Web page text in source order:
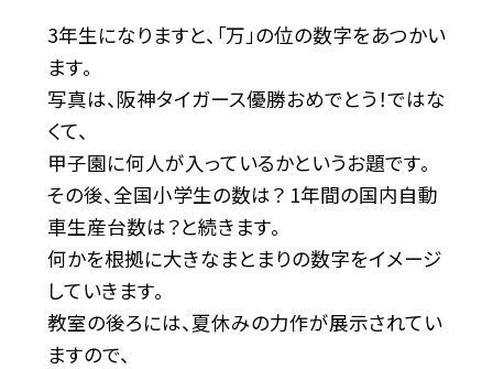
3年生になりますと、「万」の位の数字をあつかい
ます。
写真は、阪神タイガース優勝おめでとう！ではな
くて、
甲子園に何人が入っているかというお題です。
その後、全国小学生の数は？ 1年間の国内自動
車生産台数は？と続きます。
何かを根拠に大きなまとまりの数字をイメージ
していきます。
教室の後ろには、夏休みの力作が展示されてい
ますので、